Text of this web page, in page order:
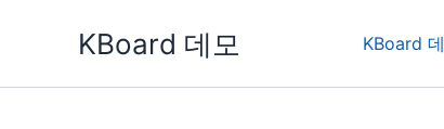
KBoard 데모 KBoard